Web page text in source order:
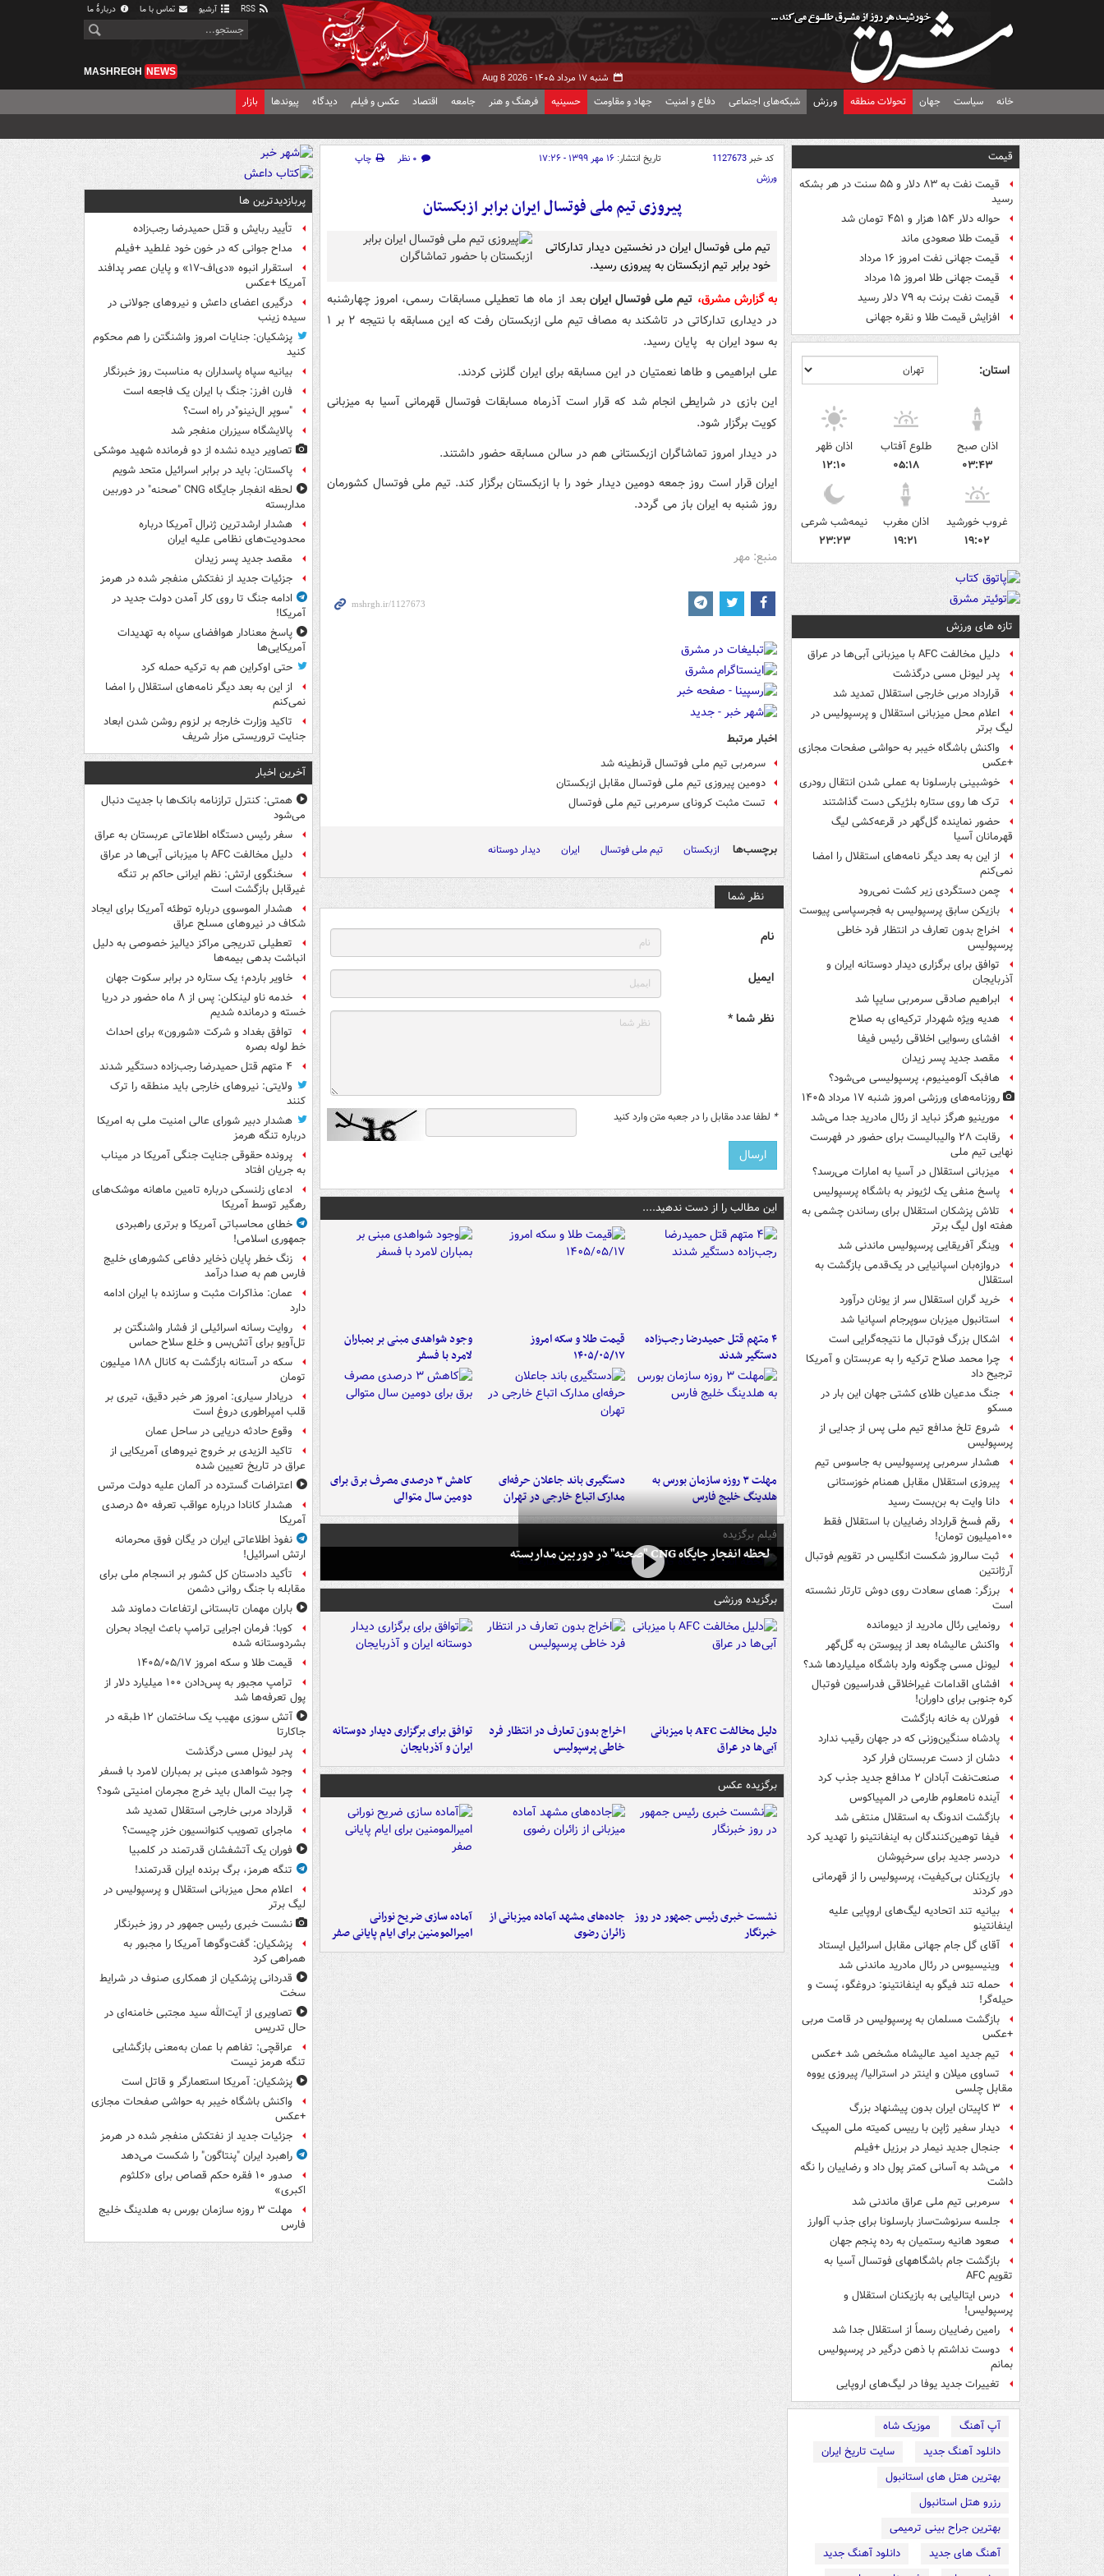
آرشیو تماس با ما دربارهٔ ما
شنبه ۱۷ مرداد ۱۴۰۵ - Aug 8 2026
MASHREGH NEWS
خانه سیاست جهان تحولات منطقه ورزش شبکه‌های اجتماعی دفاع و امنیت جهاد و مقاومت حسینیه فرهنگ و هنر جامعه اقتصاد عکس و فیلم دیدگاه پیوندها بازار
قیمت
قیمت نفت به ۸۳ دلار و ۵۵ سنت در هر بشکه
رسید
حواله دلار ۱۵۴ هزار و ۴۵۱ تومان شد
قیمت طلا صعودی ماند
قیمت جهانی نفت امروز ۱۶ مرداد
قیمت جهانی طلا امروز ۱۵ مرداد
قیمت نفت برنت به ۷۹ دلار رسید
افزایش قیمت طلا و نقره جهانی
استان:
اذان صبح
۰۳:۴۳
طلوع آفتاب
۰۵:۱۸
اذان ظهر
۱۲:۱۰
غروب خورشید
۱۹:۰۲
اذان مغرب
۱۹:۲۱
نیمه‌شب شرعی
۲۳:۲۳
تازه های ورزش
دلیل مخالفت AFC با میزبانی آبی‌ها در عراق
پدر لیونل مسی درگذشت
قرارداد مربی خارجی استقلال تمدید شد
اعلام محل میزبانی استقلال و پرسپولیس در
لیگ برتر
واکنش باشگاه خیبر به حواشی صفحات مجازی
+عکس
خوشبینی بارسلونا به عملی شدن انتقال رودری
ترک ها روی ستاره بلژیکی دست گذاشتند
حضور نماینده گل‌گهر در قرعه‌کشی لیگ
قهرمانان آسیا
از این به بعد دیگر نامه‌های استقلال را امضا
نمی‌کنم
چمن دستگردی زیر کشت نمی‌رود
بازیکن سابق پرسپولیس به فجرسپاسی پیوست
اخراج بدون تعارف در انتظار فرد خاطی
پرسپولیس
توافق برای برگزاری دیدار دوستانه ایران و
آذربایجان
ابراهیم صادقی سرمربی سایپا شد
هدیه ویژه شهردار ترکیه‌ای به صلاح
افشای رسوایی اخلاقی رئیس فیفا
مقصد جدید پسر زیدان
هافبک آلومینیوم، پرسپولیسی می‌شود؟
روزنامه‌های ورزشی امروز ‌شنبه ۱۷ مرداد ۱۴۰۵
مورینیو هرگز نباید از رئال مادرید جدا می‌شد
رقابت ۲۸ والیبالیست برای حضور در فهرست
نهایی تیم ملی
میزبانی استقلال در آسیا به امارات می‌رسد؟
پاسخ منفی یک لژیونر به باشگاه پرسپولیس
تلاش پزشکان استقلال برای رساندن چشمی به
هفته اول لیگ برتر
وینگر آفریقایی پرسپولیس ماندنی شد
دروازه‌بان اسپانیایی در یک‌قدمی بازگشت به
استقلال
خرید گران استقلال سر از یونان درآورد
استانبول میزبان سوپرجام اسپانیا شد
اشکال بزرگ فوتبال ما نتیجه‌گرایی است
چرا محمد صلاح ترکیه را به عربستان و آمریکا
ترجیح داد
جنگ مدعیان طلای کشتی جهان این بار در
مسکو
شروع تلخ مدافع تیم ملی پس از جدایی از
پرسپولیس
هشدار سرمربی پرسپولیس به جاسوس تیم
پیروزی استقلال مقابل همنام خوزستانی
دانا وایت به بن‌بست رسید
رقم فسخ قرارداد رضاییان با استقلال فقط
۱۰۰میلیون تومان!
ثبت سالروز شکست انگلیس در تقویم فوتبال
آرژانتین
برزگر: همای سعادت روی دوش تارتار نشسته
است
رونمایی رئال مادرید از دیومانده
واکنش عالیشاه بعد از پیوستن به گل‌گهر
لیونل مسی چگونه وارد باشگاه میلیاردها شد؟
افشای اقدامات غیراخلاقی فدراسیون فوتبال
کره جنوبی برای داوران!
فورلان به خانه بازگشت
پادشاه سنگین‌وزنی که در جهان رقیب ندارد
دشان از دست عربستان فرار کرد
صنعت‌نفت آبادان ۲ مدافع جدید جذب کرد
آینده نامعلوم طارمی در المپیاکوس
بازگشت اندونگ به استقلال منتفی شد
فیفا توهین‌کنندگان به اینفانتینو را تهدید کرد
دردسر جدید برای سرخپوشان
بازیکنان بی‌کیفیت، پرسپولیس را از قهرمانی
دور کردند
بیانیه تند اتحادیه لیگ‌های اروپایی علیه
اینفانتینو
آقای گل جام جهانی مقابل اسرائیل ایستاد
وینیسیوس در رئال مادرید ماندنی شد
حمله تند فیگو به اینفانتینو: دروغگو، پَست‌ و
حیله‌گر!
بازگشت مسلمان به پرسپولیس در قامت مربی
+عکس
تیم جدید امید عالیشاه مشخص شد +عکس
تساوی میلان و اینتر در استرالیا/ پیروزی یووه
مقابل چلسی
۳ کاپیتان ایران بدون پیشنهاد بزرگ
دیدار سفیر ژاپن با رییس کمیته ملی المپیک
جنجال جدید نیمار در برزیل +فیلم
می‌شد به آسانی کمتر پول داد و رضاییان را نگه
داشت
سرمربی تیم ملی عراق ماندنی شد
جلسه سرنوشت‌ساز بارسلونا برای جذب آلوارز
صعود هانیه رستمیان به رده پنجم جهان
بازگشت جام باشگاههای فوتسال آسیا به
تقویم AFC
درس ایتالیایی‌ به بازیکنان استقلال و
پرسپولیس!
رامین رضاییان رسماً از استقلال جدا شد
دوست نداشتم با ذهن درگیر در پرسپولیس
بمانم
تغییرات جدید یوفا در لیگ‌های اروپایی
آپ آهنگ
موزیک شاه
دانلود آهنگ جدید
سایت تاریخ ایران
بهترین هتل های استانبول
رزرو هتل استانبول
بهترین جراح بینی ترمیمی
آهنگ های جدید
دانلود آهنگ جدید
کد خبر1127673 تاریخ انتشار: ۱۶ مهر ۱۳۹۹ - ۱۷:۲۶ ۰ نظر
چاپ
ورزش
پیروزی تیم ملی فوتسال ایران برابر ازبکستان
‌تیم ملی فوتسال ایران در نخستین دیدار تدارکاتی
خود برابر تیم ازبکستان به پیروزی رسید.
به گزارش مشرق، تیم ملی فوتسال ایرانبعد از ماه ها تعطیلی مسابقات رسمی، امروز چهارشنبه
در دیداری تدارکاتی در تاشکند به مصاف تیم ملی ازبکستان رفت که این مسابقه با نتیجه ۲ بر ۱
به سود ایران به پایان رسید.
علی ابراهیمی و طاها نعمتیان در این مسابقه برای ایران گلزنی کردند.
این بازی در شرایطی انجام شد که قرار است آذرماه مسابقات فوتسال قهرمانی آسیا به میزبانی
کویت برگزار شود.
در دیدار امروز تماشاگران ازبکستانی هم در سالن مسابقه حضور داشتند.
ایران قرار است روز جمعه دومین دیدار خود را با ازبکستان برگزار کند. تیم ملی فوتسال کشورمان
روز شنبه به ایران باز می گردد.
منبع: مهر
اخبار مرتبط
سرمربی تیم ملی فوتسال قرنطینه شد
دومین پیروزی تیم ملی فوتسال مقابل ازبکستان
تست مثبت کرونای سرمربی تیم ملی فوتسال
برچسب‌ها ازبکستان تیم ملی فوتسال ایران دیدار دوستانه
نظر شما
نام
ایمیل
نظر شما *
* لطفا عدد مقابل را در جعبه متن وارد کنید
این مطالب را از دست ندهید....
۴ متهم قتل حمیدرضا رجب‌زاده
دستگیر شدند
قیمت طلا و سکه امروز
۱۴۰۵/۰۵/۱۷
وجود شواهدی مبنی بر بمباران
لامرد با فسفر
مهلت ۳ روزه سازمان بورس به
هلدینگ خلیج فارس
دستگیری باند جاعلان حرفه‌ای
مدارک اتباع خارجی در تهران
کاهش ۳ درصدی مصرف برق برای
دومین سال متوالی
فیلم برگزیده
لحظه انفجار جایگاه CNG "صحنه" در دوربین مداربسته
برگزیده ورزشی
دلیل مخالفت AFC با میزبانی
آبی‌ها در عراق
اخراج بدون تعارف در انتظار فرد
خاطی پرسپولیس
توافق برای برگزاری دیدار دوستانه
ایران و آذربایجان
برگزیده عکس
نشست خبری رئیس جمهور در روز
خبرنگار
جاده‌های مشهد آماده میزبانی از
زائران رضوی
آماده سازی ضریح نورانی
امیرالمومنین برای ایام پایانی صفر
پربازدیدترین ها
تأیید ربایش و قتل حمیدرضا رجب‌زاده
مداح جوانی که در خون خود غلطید +فیلم
استقرار انبوه «دی‌اف‑۱۷» و پایان عصر پدافند
آمریکا +عکس
درگیری اعضای داعش و نیروهای جولانی در
سیده زینب
پزشکیان: جنایات امروز واشنگتن را هم محکوم
کنید
بیانیه سپاه پاسداران به مناسبت روز خبرنگار
فارن افرز: جنگ با ایران یک فاجعه است
"سوپر ال‌نینو"در راه است؟
پالایشگاه سیزران منفجر شد
تصاویر دیده‌ نشده از دو فرمانده شهید موشکی
پاکستان: باید در برابر اسرائیل متحد شویم
لحظه انفجار جایگاه CNG "صحنه" در دوربین
مداربسته
هشدار ارشدترین ژنرال آمریکا درباره
محدودیت‌های نظامی علیه ایران
مقصد جدید پسر زیدان
جزئیات جدید از نفتکش منفجر شده در هرمز
ادامه جنگ تا روی کار آمدن دولت جدید در
آمریکا!
پاسخ معنادار هوافضای سپاه به تهدیدات
آمریکایی‌ها
حتی اوکراین هم به ترکیه حمله کرد
از این به بعد دیگر نامه‌های استقلال را امضا
نمی‌کنم
تاکید وزارت خارجه بر لزوم روشن شدن ابعاد
جنایت تروریستی مزار شریف
آخرین اخبار
همتی: کنترل ترازنامه بانک‌ها با جدیت دنبال
می‌شود
سفر رئیس دستگاه اطلاعاتی عربستان به عراق
دلیل مخالفت AFC با میزبانی آبی‌ها در عراق
سخنگوی ارتش: نظم ایرانی حاکم بر تنگه
غیرقابل بازگشت است
هشدار الموسوی درباره توطئه آمریکا برای ایجاد
شکاف در نیروهای مسلح عراق
تعطیلی تدریجی مراکز دیالیز خصوصی به دلیل
انباشت بدهی بیمه‌ها
خاویر باردم؛ یک ستاره در برابر سکوت جهان
خدمه ناو لینکلن: پس از ۸ ماه حضور در دریا
خسته و درمانده‌ شدیم
توافق بغداد و شرکت «شورون» برای احداث
خط لوله بصره
۴ متهم قتل حمیدرضا رجب‌زاده دستگیر شدند
ولایتی: نیروهای خارجی باید منطقه را ترک
کنند
هشدار دبیر شورای عالی امنیت ملی به امریکا
درباره تنگه هرمز
پرونده حقوقی جنایت جنگی آمریکا در میناب
به جریان افتاد
ادعای زلنسکی درباره تامین ماهانه موشک‌های
رهگیر توسط آمریکا
خطای محاسباتی آمریکا و برتری راهبردی
جمهوری اسلامی!
زنگ خطر پایان ذخایر دفاعی کشورهای خلیج
فارس هم به صدا درآمد
عمان: مذاکرات مثبت و سازنده با ایران ادامه
دارد
روایت رسانه اسرائیلی از فشار واشنگتن بر
تل‌آویو برای آتش‌بس و خلع سلاح حماس
سکه در آستانه بازگشت به کانال ۱۸۸ میلیون
تومان
دریادار سیاری: امروز هر خبر دقیق، تیری بر
قلب امپراطوری دروغ است
وقوع حادثه دریایی در ساحل عمان
تاکید الزیدی بر خروج نیروهای آمریکایی از
عراق در تاریخ تعیین شده
اعتراضات گسترده در آلمان علیه دولت مرتس
هشدار کانادا درباره عواقب تعرفه ۵۰ درصدی
آمریکا
نفوذ اطلاعاتی ایران در یگان فوق محرمانه
ارتش اسرائیل!
تأکید دادستان کل کشور بر انسجام ملی برای
مقابله با جنگ روانی دشمن
باران مهمان تابستانی ارتفاعات دماوند شد
کوبا: فرمان اجرایی ترامپ باعث ایجاد بحران
بشردوستانه شده
قیمت طلا و سکه امروز ۱۴۰۵/۰۵/۱۷
ترامپ مجبور به پس‌دادن ۱۰۰ میلیارد دلار از
پول تعرفه‌ها شد
آتش سوزی مهیب یک ساختمان ۱۲ طبقه در
جاکارتا
پدر لیونل مسی درگذشت
وجود شواهدی مبنی بر بمباران لامرد با فسفر
چرا بیت المال باید خرج مجرمان امنیتی شود؟
قرارداد مربی خارجی استقلال تمدید شد
ماجرای تصویب کنوانسیون خزر چیست؟
فوران یک آتشفشان قدرتمند در کلمبیا
تنگه هرمز، برگ برنده ایران قدرتمند!
اعلام محل میزبانی استقلال و پرسپولیس در
لیگ برتر
نشست خبری رئیس جمهور در روز خبرنگار
پزشکیان: گفت‌وگوها آمریکا را مجبور به
همراهی کرد
قدردانی پزشکیان از همکاری صنوف در شرایط
سخت
تصاویری از آیت‌الله سید مجتبی خامنه‌ای در
حال تدریس
عراقچی: تفاهم با عمان به‌معنی بازگشایی
تنگه هرمز نیست
پزشکیان: آمریکا استعمارگر و قاتل است
واکنش باشگاه خیبر به حواشی صفحات مجازی
+عکس
جزئیات جدید از نفتکش منفجر شده در هرمز
راهبرد ایران "پنتاگون" را شکست می‌دهد
صدور ۱۰ فقره حکم قصاص برای «کلثوم
اکبری»
مهلت ۳ روزه سازمان بورس به هلدینگ خلیج
فارس